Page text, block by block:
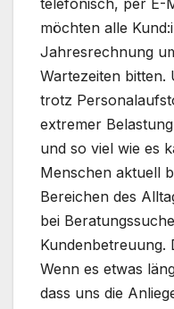
telefonisch, per E-
möchten alle
Jahresrechnung
Wartezeiten bitten.
trotz
extremer
und so viel wie es
Menschen aktuell
Bereichen des
bei
Kundenbetreuung.
Wenn es etwas
dass uns die